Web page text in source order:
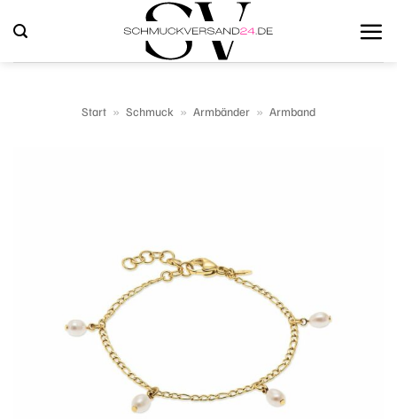
Inhalt
springen
Start » Schmuck » Armbänder » Armband